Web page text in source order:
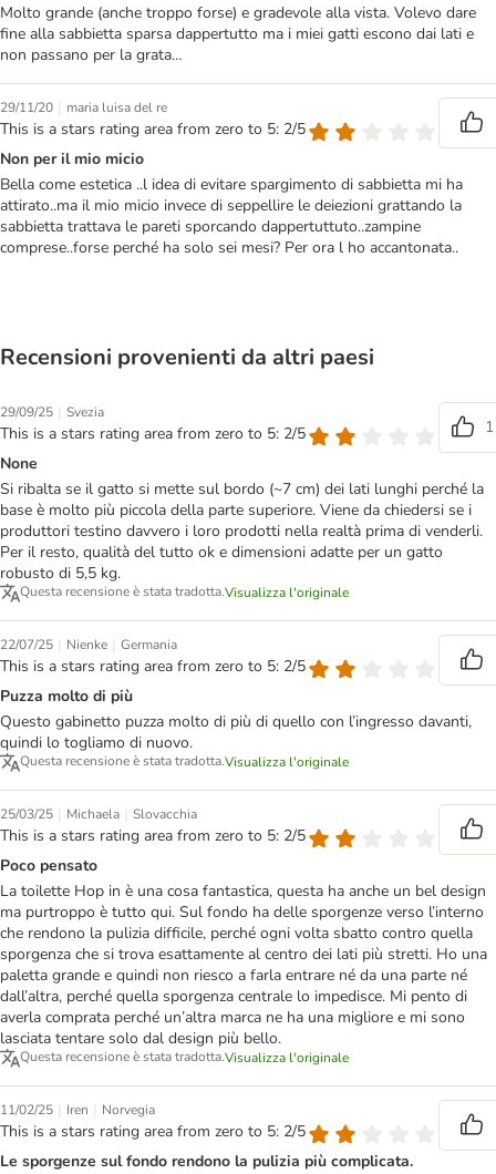
Molto grande (anche troppo forse) e gradevole alla vista. Volevo dare
fine alla sabbietta sparsa dappertutto ma i miei gatti escono dai lati e
non passano per la grata…
29/11/20 | maria luisa del re
This is a stars rating area from zero to 5: 2/5
Non per il mio micio
Bella come estetica ..l idea di evitare spargimento di sabbietta mi ha
attirato..ma il mio micio invece di seppellire le deiezioni grattando la
sabbietta trattava le pareti sporcando dappertuttuto..zampine
comprese..forse perché ha solo sei mesi? Per ora l ho accantonata..
Recensioni provenienti da altri paesi
29/09/25 | Svezia
This is a stars rating area from zero to 5: 2/5
1
None
Si ribalta se il gatto si mette sul bordo (~7 cm) dei lati lunghi perché la
base è molto più piccola della parte superiore. Viene da chiedersi se i
produttori testino davvero i loro prodotti nella realtà prima di venderli.
Per il resto, qualità del tutto ok e dimensioni adatte per un gatto
robusto di 5,5 kg.
Questa recensione è stata tradotta.Visualizza l'originale
22/07/25 | Nienke | Germania
This is a stars rating area from zero to 5: 2/5
Puzza molto di più
Questo gabinetto puzza molto di più di quello con l’ingresso davanti,
quindi lo togliamo di nuovo.
Questa recensione è stata tradotta.Visualizza l'originale
25/03/25 | Michaela | Slovacchia
This is a stars rating area from zero to 5: 2/5
Poco pensato
La toilette Hop in è una cosa fantastica, questa ha anche un bel design
ma purtroppo è tutto qui. Sul fondo ha delle sporgenze verso l’interno
che rendono la pulizia difficile, perché ogni volta sbatto contro quella
sporgenza che si trova esattamente al centro dei lati più stretti. Ho una
paletta grande e quindi non riesco a farla entrare né da una parte né
dall’altra, perché quella sporgenza centrale lo impedisce. Mi pento di
averla comprata perché un’altra marca ne ha una migliore e mi sono
lasciata tentare solo dal design più bello.
Questa recensione è stata tradotta.Visualizza l'originale
11/02/25 | Iren | Norvegia
This is a stars rating area from zero to 5: 2/5
Le sporgenze sul fondo rendono la pulizia più complicata.